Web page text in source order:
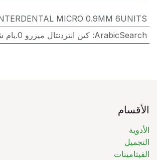
MICRO 0.9MM 6UNITS
ArabicSearch
: كين انتردنتال ميزرو 0.يام شونتس
الأقسام
الأدوية
التجميل
الفيتامينات